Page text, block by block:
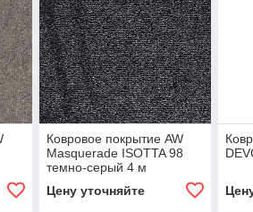
Ковровое покрытие AW
Masquerade ISOTTA 98
темно-серый 4 м
Цену уточняйте